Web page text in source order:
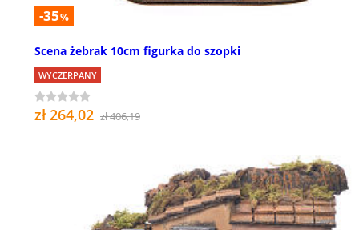
-35%
Scena żebrak 10cm figurka do szopki
WYCZERPANY
zł 264,02 zł 406,19